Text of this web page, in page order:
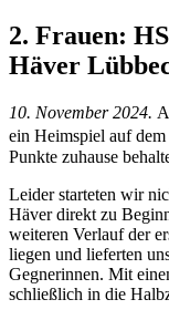
2. Frauen:
Häver
10. November 2024.
ein Heimspiel auf
Punkte zuhause
Leider starteten wir
Häver direkt zu
weiteren Verlauf der
liegen und lieferten
Gegnerinnen. Mit
schließlich in die